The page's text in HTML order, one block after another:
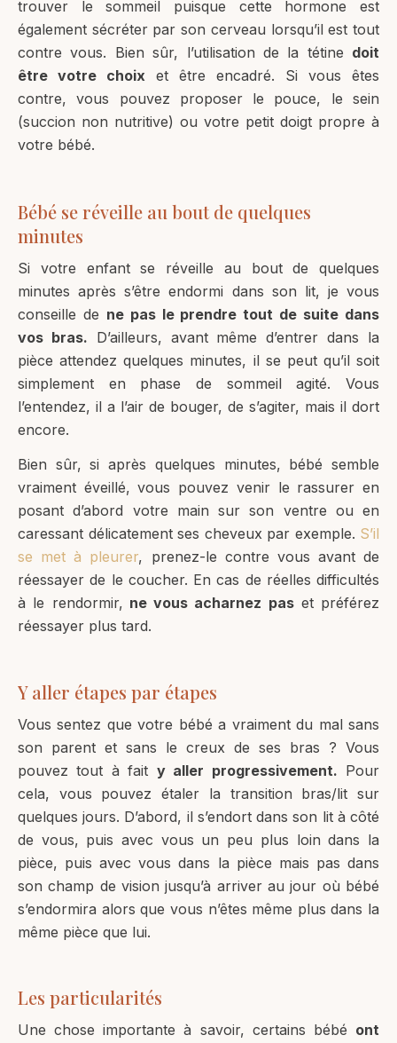
trouver le sommeil puisque cette hormone est
également sécréter par son cerveau lorsqu’il est tout
contre vous. Bien sûr, l’utilisation de la tétine doit
être votre choix et être encadré. Si vous êtes
contre, vous pouvez proposer le pouce, le sein
(succion non nutritive) ou votre petit doigt propre à
votre bébé.
Bébé se réveille au bout de quelques
minutes
Si votre enfant se réveille au bout de quelques
minutes après s’être endormi dans son lit, je vous
conseille de ne pas le prendre tout de suite dans
vos bras. D’ailleurs, avant même d’entrer dans la
pièce attendez quelques minutes, il se peut qu’il soit
simplement en phase de sommeil agité. Vous
l’entendez, il a l’air de bouger, de s’agiter, mais il dort
encore.
Bien sûr, si après quelques minutes, bébé semble
vraiment éveillé, vous pouvez venir le rassurer en
posant d’abord votre main sur son ventre ou en
caressant délicatement ses cheveux par exemple. S’il
se met à pleurer, prenez-le contre vous avant de
réessayer de le coucher. En cas de réelles difficultés
à le rendormir, ne vous acharnez paset préférez
réessayer plus tard.
Y aller étapes par étapes
Vous sentez que votre bébé a vraiment du mal sans
son parent et sans le creux de ses bras ? Vous
pouvez tout à fait y aller progressivement. Pour
cela, vous pouvez étaler la transition bras/lit sur
quelques jours. D’abord, il s’endort dans son lit à côté
de vous, puis avec vous un peu plus loin dans la
pièce, puis avec vous dans la pièce mais pas dans
son champ de vision jusqu’à arriver au jour où bébé
s’endormira alors que vous n’êtes même plus dans la
même pièce que lui.
Les particularités
Une chose importante à savoir, certains bébé ont